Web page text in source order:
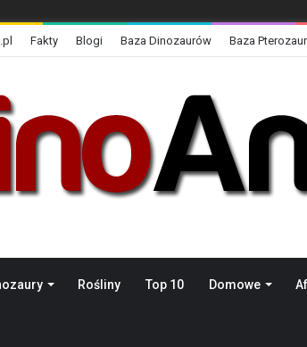
Fakty Blogi Baza Dinozaurów Baza
Rośliny Top 10 Domowe